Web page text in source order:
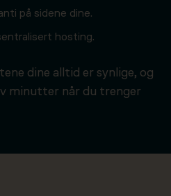
på sidene dine.
hosting.
dine alltid er synlige, og
minutter når du trenger